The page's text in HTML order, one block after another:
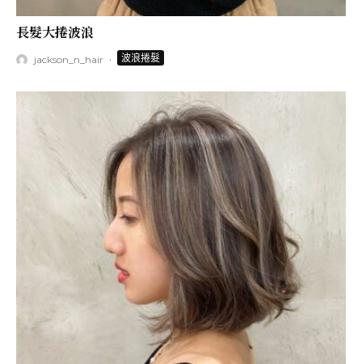
長髮大捲波浪
jackson_n_hair · 波浪捲髮